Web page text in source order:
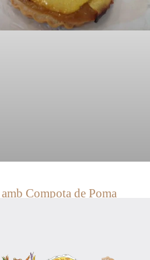
Compota de Poma